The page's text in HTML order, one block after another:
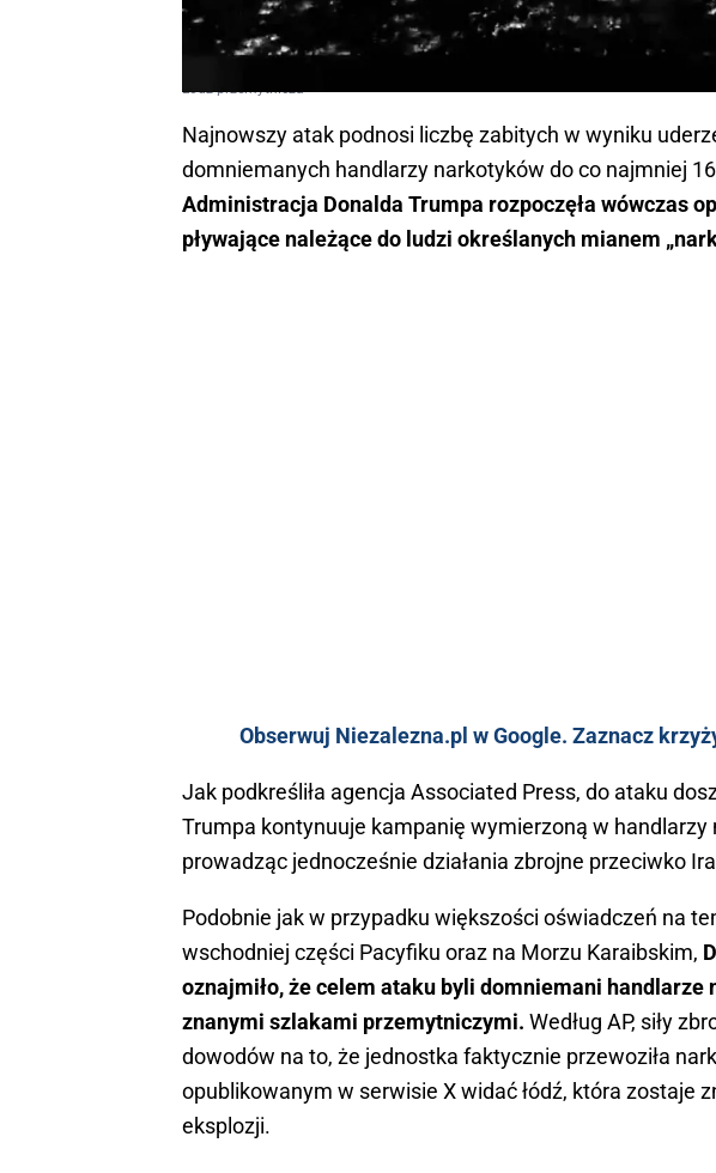
Łódź przemytnicza
Najnowszy atak podnosi liczbę zabitych w wyniku
domniemanych handlarzy narkotyków do co najmniej
Administracja Donalda Trumpa rozpoczęła wówczas
pływające należące do ludzi określanych mianem
Obserwuj Niezalezna.pl w Google. Zaznacz
Jak podkreśliła agencja Associated Press, do ataku
Trumpa kontynuuje kampanię wymierzoną w
prowadząc jednocześnie działania zbrojne przeciwko
Podobnie jak w przypadku większości oświadczeń na
wschodniej części Pacyfiku oraz na Morzu Karaibskim,
oznajmiło, że celem ataku byli domniemani
znanymi szlakami przemytniczymi. Według AP, siły
dowodów na to, że jednostka faktycznie przewoziła
opublikowanym w serwisie X widać łódź, która zostaje
eksplozji.